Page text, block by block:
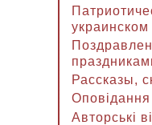
украинском
Рассказы,
Оповідання
Авторські